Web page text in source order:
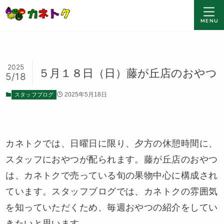
MENU
５月１８日（日）藤が丘店のおやつ
2025
5/18
スタッフブログ 2025年5月18日
カネトクでは、日曜日に限り、夕方の休憩時間に、
スタッフにおやつが配られます。藤が丘店のおやつ
は、カネトクで売っている旬の果物中心に構成され
ています。スタッフブログでは、カネトクの雰囲気
を知っていただくため、毎週おやつの紹介をしてい